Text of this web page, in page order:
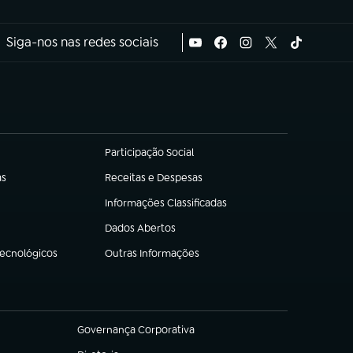
Siga-nos nas redes sociais
Participação Social
(abre em nova aba)
Receitas e Despesas
(abre em nova aba)
Informações Classificadas
(abre em nova aba)
Dados Abertos
(abre em nova aba)
Outras Informações
(abre em nova aba)
Governança Corporativa
(abre em nova aba)